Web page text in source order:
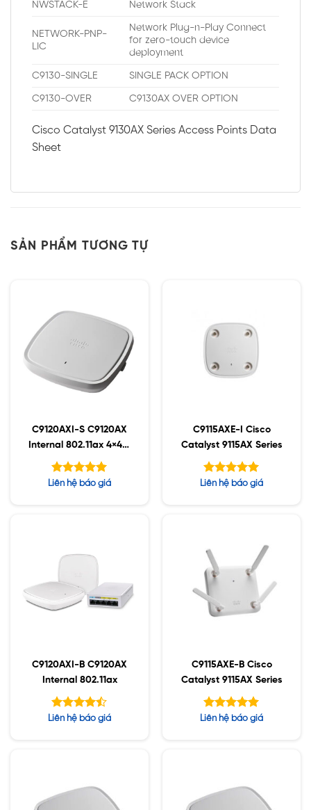
NWSTACK-E Network Stack
NETWORK-PNP-
LIC
Network Plug-n-Play Connect
for zero-touch device
deployment
C9130-SINGLE SINGLE PACK OPTION
C9130-OVER C9130AX OVER OPTION
Cisco Catalyst 9130AX Series Access Points Data
Sheet
SẢN PHẨM TƯƠNG TỰ
C9120AXI-S C9120AX
Internal 802.11ax 4×4:4
MIMO;IOT;BT5;mGig;U
Được xếp
Liên hệ báo giá
C9115AXE-I Cisco
Catalyst 9115AX Series
Được xếp
Liên hệ báo giá
C9120AXI-B C9120AX
Internal 802.11ax
Được xếp
Liên hệ báo giá
C9115AXE-B Cisco
Catalyst 9115AX Series
Được xếp
Liên hệ báo giá